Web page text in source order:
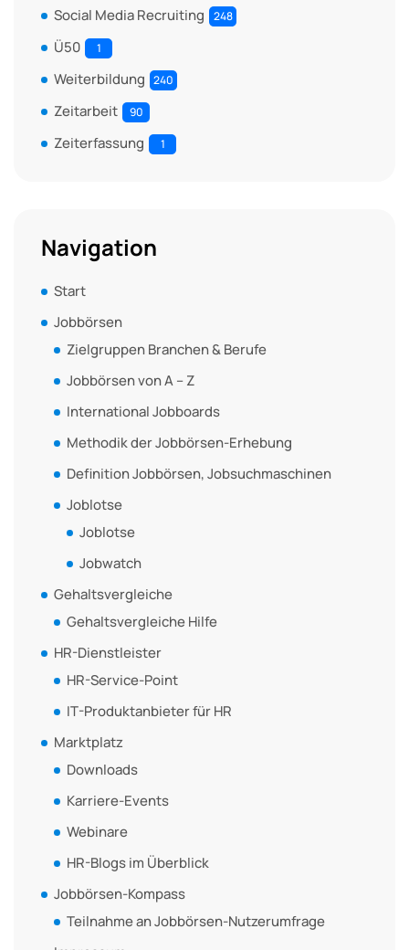
Social Media Recruiting 248
Ü50 1
Weiterbildung 240
Zeitarbeit 90
Zeiterfassung 1
Navigation
Start
Jobbörsen
Zielgruppen Branchen & Berufe
Jobbörsen von A – Z
International Jobboards
Methodik der Jobbörsen-Erhebung
Definition Jobbörsen, Jobsuchmaschinen
Joblotse
Joblotse
Jobwatch
Gehaltsvergleiche
Gehaltsvergleiche Hilfe
HR-Dienstleister
HR-Service-Point
IT-Produktanbieter für HR
Marktplatz
Downloads
Karriere-Events
Webinare
HR-Blogs im Überblick
Jobbörsen-Kompass
Teilnahme an Jobbörsen-Nutzerumfrage